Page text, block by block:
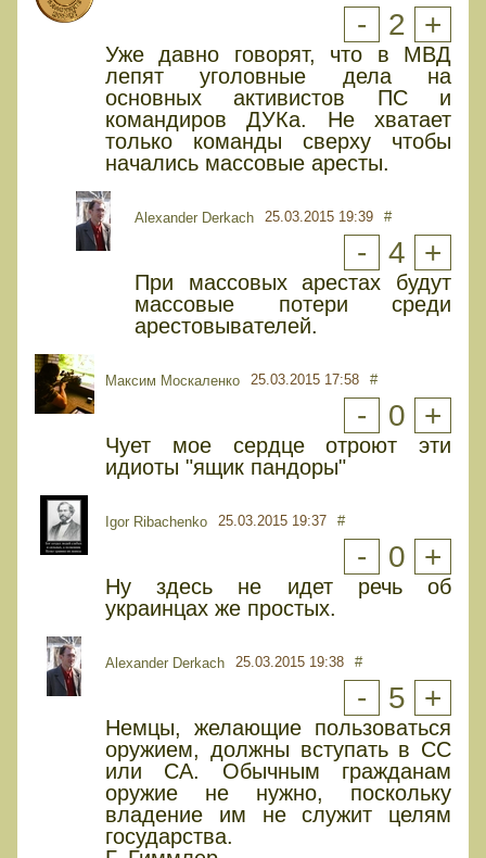
- 2 +
Уже давно говорят, что в МВД
лепят уголовные дела на
основных активистов ПС и
командиров ДУКа. Не хватает
только команды сверху чтобы
начались массовые аресты.
Alexander Derkach 25.03.2015 19:39 #
- 4 +
При массовых арестах будут
массовые потери среди
арестовывателей.
Максим Москаленко 25.03.2015 17:58 #
- 0 +
Чует мое сердце отроют эти
идиоты "ящик пандоры"
Igor Ribachenko 25.03.2015 19:37 #
- 0 +
Ну здесь не идет речь об
украинцах же простых.
Alexander Derkach 25.03.2015 19:38 #
- 5 +
Немцы, желающие пользоваться
оружием, должны вступать в СС
или СА. Обычным гражданам
оружие не нужно, поскольку
владение им не служит целям
государства.